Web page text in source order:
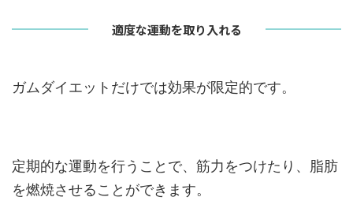
適度な運動を取り入れる
ガムダイエットだけでは効果が限定的です。
定期的な運動を行うことで、筋力をつけたり、脂肪
を燃焼させることができます。